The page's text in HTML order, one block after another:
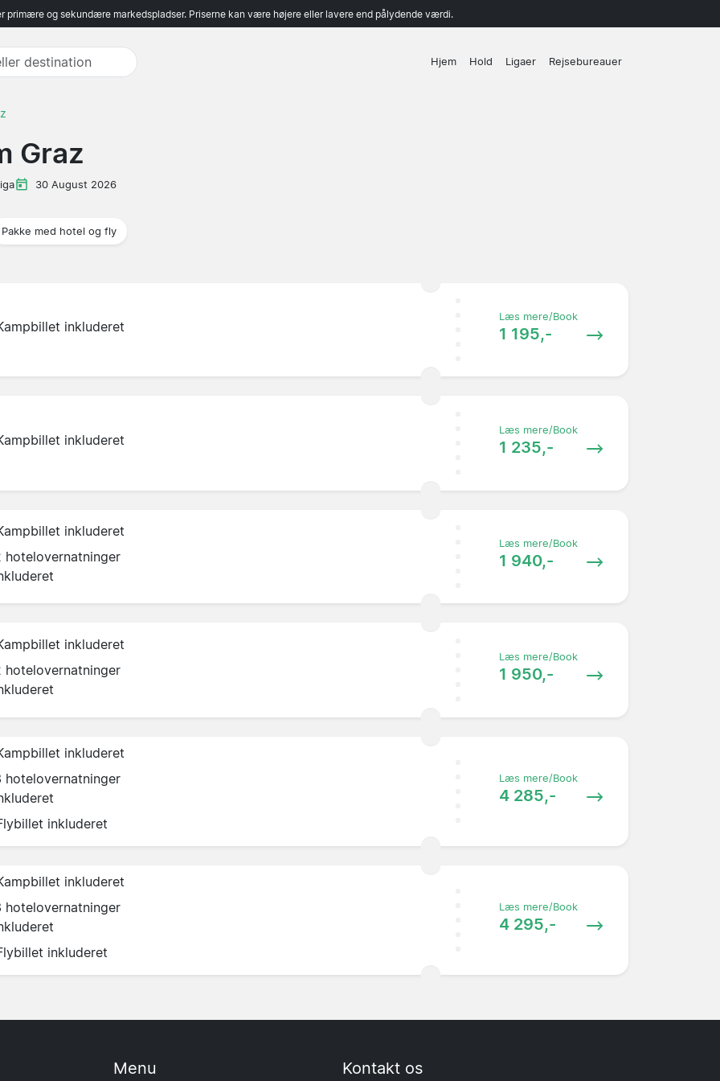
primære og sekundære markedspladser. Priserne kan være højere eller lavere end pålydende værdi.
Hjem Hold Ligaer Rejsebureauer
Graz
30 August 2026
Pakke med hotel og fly
inkluderet
Læs mere/Book
1 195,-
inkluderet
Læs mere/Book
1 235,-
inkluderet
hotelovernatninger
Læs mere/Book
1 940,-
inkluderet
hotelovernatninger
Læs mere/Book
1 950,-
inkluderet
hotelovernatninger
inkluderet
Læs mere/Book
4 285,-
inkluderet
hotelovernatninger
inkluderet
Læs mere/Book
4 295,-
Menu Kontakt os